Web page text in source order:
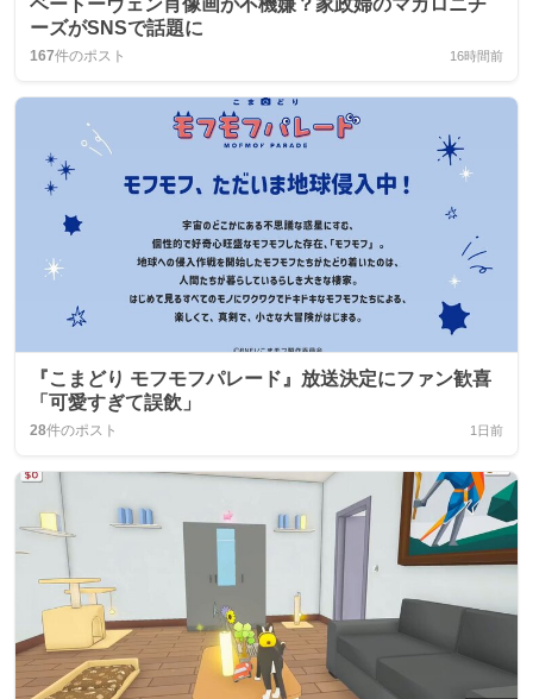
ベートーヴェン肖像画が不機嫌？家政婦のマカロニチ
ーズがSNSで話題に
167件のポスト 16時間前
『こまどり モフモフパレード』放送決定にファン歓喜
「可愛すぎて誤飲」
28件のポスト 1日前